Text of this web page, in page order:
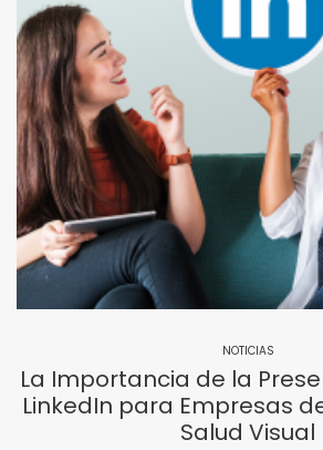
NOTICIAS
La Importancia de la
LinkedIn para Empresas
Salud Visual